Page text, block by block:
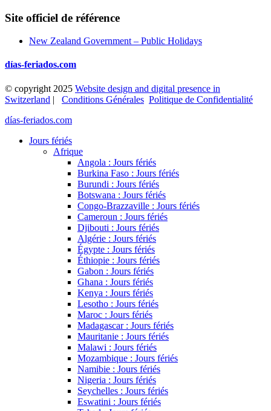
Site officiel de référence
New Zealand Government – Public Holidays
días-feriados.com
© copyright 2025 Website design and digital presence in
Switzerland | Conditions Générales Politique de Confidentialité
días-feriados.com
Jours fériés
Afrique
Angola : Jours fériés
Burkina Faso : Jours fériés
Burundi : Jours fériés
Botswana : Jours fériés
Congo-Brazzaville : Jours fériés
Cameroun : Jours fériés
Djibouti : Jours fériés
Algérie : Jours fériés
Égypte : Jours fériés
Éthiopie : Jours fériés
Gabon : Jours fériés
Ghana : Jours fériés
Kenya : Jours fériés
Lesotho : Jours fériés
Maroc : Jours fériés
Madagascar : Jours fériés
Mauritanie : Jours fériés
Malawi : Jours fériés
Mozambique : Jours fériés
Namibie : Jours fériés
Nigeria : Jours fériés
Seychelles : Jours fériés
Eswatini : Jours fériés